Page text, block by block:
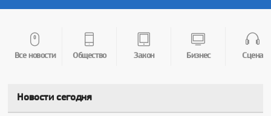
Все новости Общество Закон Бизнес Сцена
Новости сегодня